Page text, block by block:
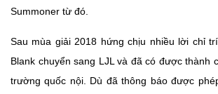
Summoner từ đó.
Sau mùa giải 2018 hứng chịu nhiều lời chỉ
Blank chuyển sang LJL và đã có được thành
trường quốc nội. Dù đã thông báo được